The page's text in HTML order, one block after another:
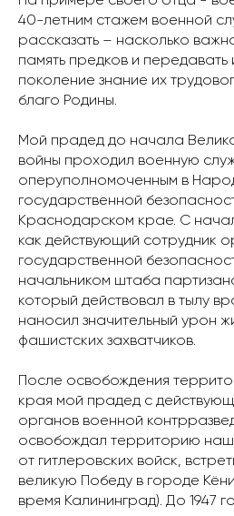
40-летним стажем военной
рассказать – насколько
память предков и передавать
поколение знание их
благо Родины.
Мой прадед до начала
войны проходил военную
оперуполномоченным в
государственной
Краснодарском крае. С
как действующий сотрудник
государственной
начальником штаба
который действовал в тылу
наносил значительный урон
фашистских захватчиков.
После освобождения
края мой прадед с
органов военной
освобождал территорию
от гитлеровских войск,
великую Победу в городе
время Калининград). До 1947